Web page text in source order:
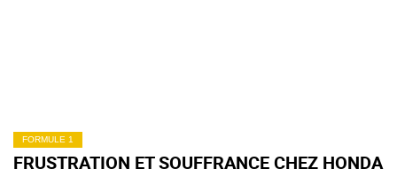
FORMULE 1
FRUSTRATION ET SOUFFRANCE CHEZ HONDA